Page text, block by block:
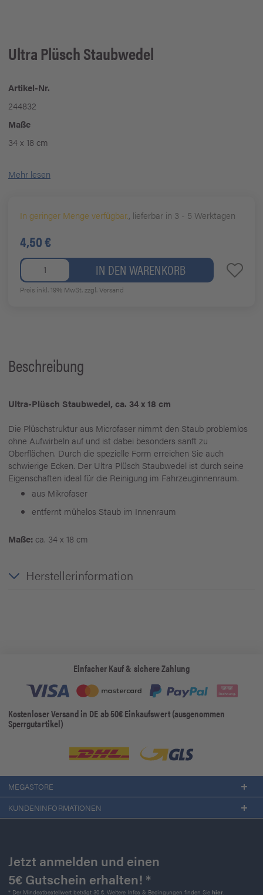
Ultra Plüsch Staubwedel
Artikel-Nr.
244832
Maße
34 x 18 cm
Mehr lesen
In geringer Menge verfügbar., lieferbar in 3 - 5 Werktagen
4,50 €
IN DEN WARENKORB
Preis inkl. 19% MwSt.zzgl. Versand
Beschreibung
Ultra-Plüsch Staubwedel, ca. 34 x 18 cm
Die Plüschstruktur aus Microfaser nimmt den Staub problemlos
ohne Aufwirbeln auf und ist dabei besonders sanft zu
Oberflächen. Durch die spezielle Form erreichen Sie auch
schwierige Ecken. Der Ultra Plüsch Staubwedel ist durch seine
Eigenschaften ideal für die Reinigung im Fahrzeuginnenraum.
aus Mikrofaser
entfernt mühelos Staub im Innenraum
Maße: ca. 34 x 18 cm
Herstellerinformation
Einfacher Kauf & sichere Zahlung
Kostenloser Versand in DE ab 50€ Einkaufswert (ausgenommen
Sperrgutartikel)
MEGASTORE
KUNDENINFORMATIONEN
Jetzt anmelden und einen
5€ Gutschein erhalten! *
* Der Mindestbestellwert beträgt 30 €. Weitere Infos & Bedingungen finden Sie hier.